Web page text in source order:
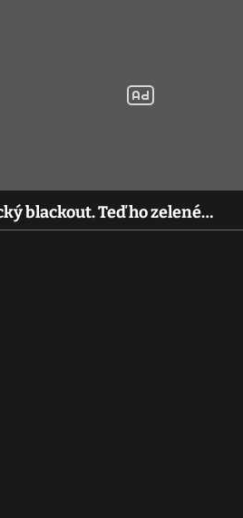
blackout. Teď ho zelené…